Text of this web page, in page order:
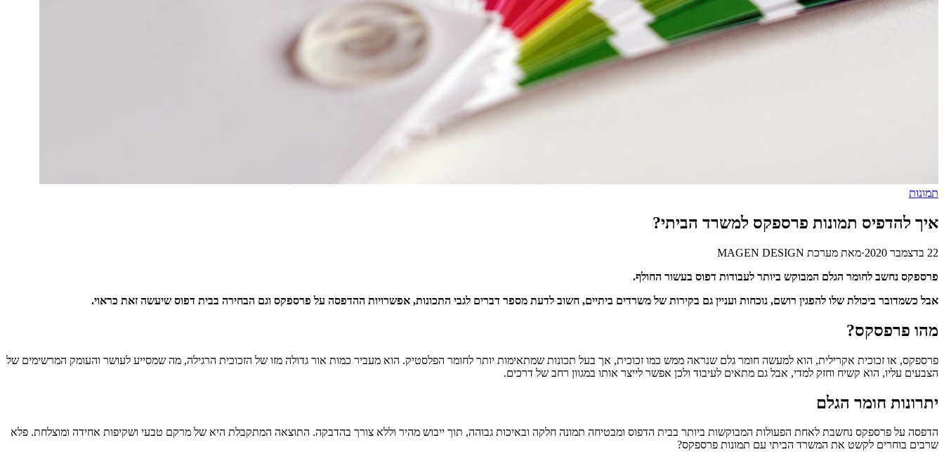
תמונות
איך להדפיס תמונות פרספקס למשרד הביתי?
22 בדצמבר 2020 ·מאת מערכת MAGEN DESIGN
פרספקס נחשב לחומר הגלם המבוקש ביותר לעבודות דפוס בעשור החולף.
אבל כשמדובר ביכולת שלו להפגין רושם, נוכחות ועניין גם בקירות של משרדים ביתיים, חשוב לדעת מספר דברים לגבי התכונות, אפשרויות ההדפסה על פרספקס וגם הבחירה בבית דפוס שיעשה זאת כראוי.
מהו פרפסקס?
פרספקס, או זכוכית אקרילית, הוא למעשה חומר גלם שנראה ממש כמו זכוכית, אך בעל תכונות שמתאימות יותר לחומר הפלסטיק. הוא מעביר כמות אור גדולה מזו של הזכוכית הרגילה, מה שמסייע לעושר והעומק המרשימים של
הצבעים עליו, הוא קשיח וחזק למדי, אבל גם מתאים לעיבוד ולכן אפשר לייצר אותו במגוון רחב של דרכים.
יתרונות חומר הגלם
הדפסה על פרספקס נחשבת לאחת הפעולות המבוקשות ביותר בבית הדפוס ומבטיחה תמונה חלקה ובאיכות גבוהה, תוך ייבוש מהיר וללא צורך בהדבקה. התוצאה המתקבלת היא של מרקם טבעי ושקיפות אחידה ומוצלחת. פלא
שרבים בוחרים לקשט את המשרד הביתי עם תמונות פרספקס?